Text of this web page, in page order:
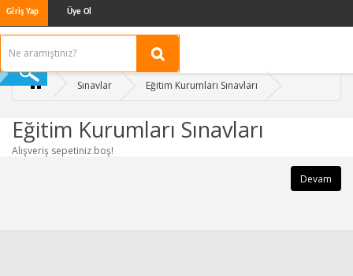
Giriş Yap Üye Ol
Sınavlar Eğitim Kurumları Sınavları
Eğitim Kurumları Sınavları
Alışveriş sepetiniz boş!
Devam